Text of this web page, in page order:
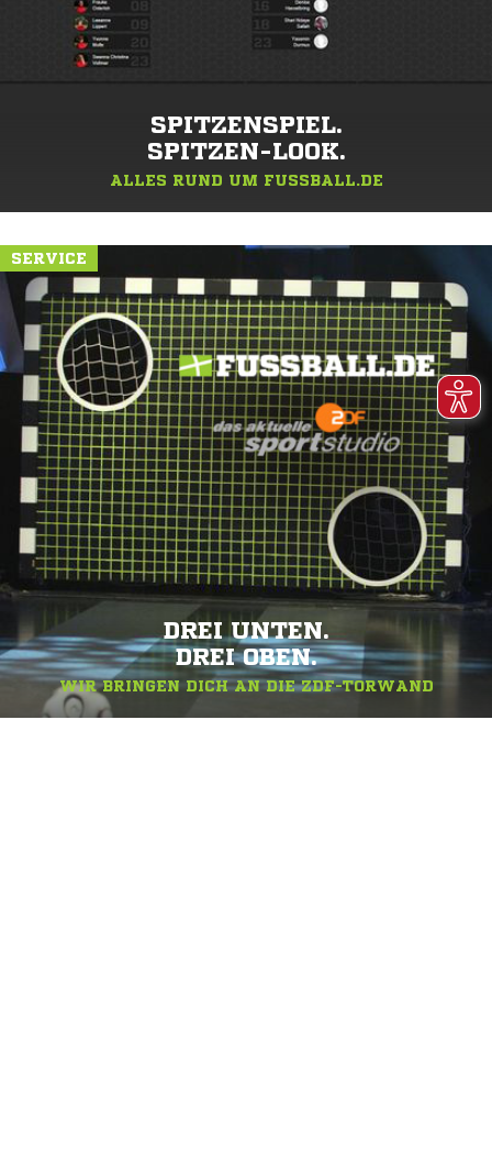
SPITZENSPIEL.
SPITZEN-LOOK.
ALLES RUND UM FUSSBALL.DE
SERVICE
DREI UNTEN.
DREI OBEN.
WIR BRINGEN DICH AN DIE ZDF-TORWAND